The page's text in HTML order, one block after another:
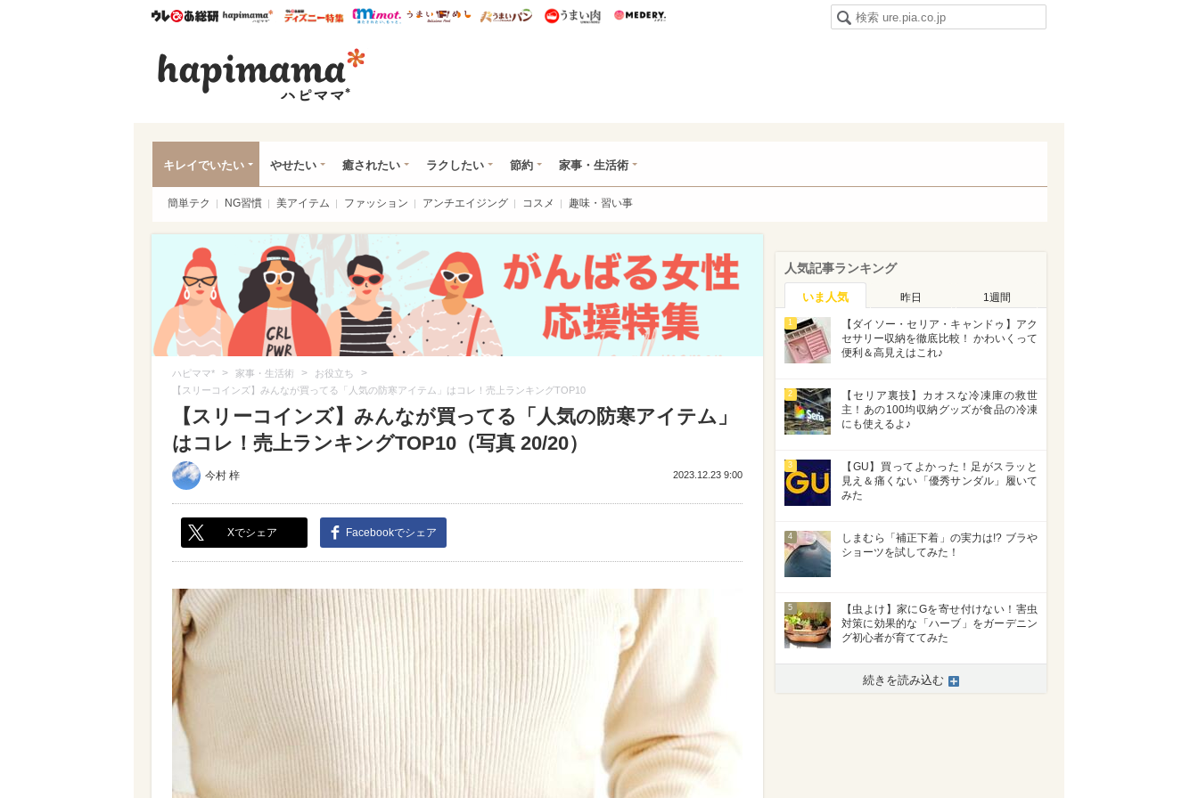
ウレぴあ総研ハピママ* ウレぴあ総研 ディズニー特集
mimot. うまいめし うまいパン うまい肉
キレイでいたい やせたい 癒されたい ラクしたい 節約 家事・生活術
簡単テク NG習慣 美アイテム ファッション アンチエイジング コスメ 趣味・習い事
ハピママ* > 家事・生活術 > お役立ち >
【スリーコインズ】みんなが買ってる「人気の防寒アイテム」はコレ！売上ランキングTOP10
【スリーコインズ】みんなが買ってる「人気の防寒アイテム」
はコレ！売上ランキングTOP10（写真 20/20）
今村 梓 2023.12.23 9:00
Xでシェア Facebookでシェア
人気記事ランキング
いま人気 昨日 1週間
1
【ダイソー・セリア・キャンドゥ】アク
セサリー収納を徹底比較！ かわいくって
便利＆高見えはこれ♪
2
【セリア裏技】カオスな冷凍庫の救世
主！あの100均収納グッズが食品の冷凍
にも使えるよ♪
3
【GU】買ってよかった！足がスラッと
見え＆痛くない「優秀サンダル」履いて
みた
4
しまむら「補正下着」の実力は!? ブラや
ショーツを試してみた！
5
【虫よけ】家にGを寄せ付けない！害虫
対策に効果的な「ハーブ」をガーデニン
グ初心者が育ててみた
続きを読み込む